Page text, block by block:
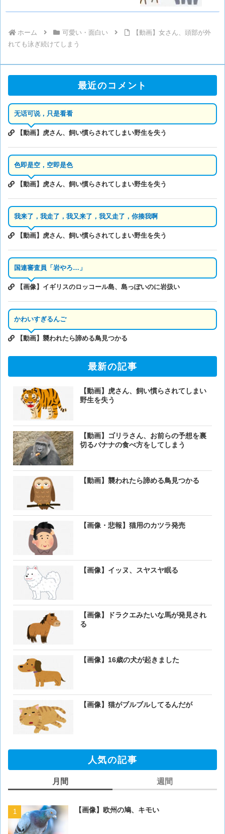
ホーム 可愛い・面白い
【動画】女さん、頭部が外
れても泳ぎ続けてしまう
最近のコメント
无话可说，只是看看
【動画】虎さん、飼い慣らされてしまい野生を失う
色即是空，空即是色
【動画】虎さん、飼い慣らされてしまい野生を失う
我来了，我走了，我又来了，我又走了，你揍我啊
【動画】虎さん、飼い慣らされてしまい野生を失う
国連審査員「岩やろ…」
【画像】イギリスのロッコール島、島っぽいのに岩扱い
かわいすぎるんご
【動画】襲われたら諦める鳥見つかる
最新の記事
【動画】虎さん、飼い慣らされてしまい
野生を失う
【動画】ゴリラさん、お前らの予想を裏
切るバナナの食べ方をしてしまう
【動画】襲われたら諦める鳥見つかる
【画像・悲報】猫用のカツラ発売
【画像】イッヌ、スヤスヤ眠る
【画像】ドラクエみたいな馬が発見され
る
【画像】16歳の犬が起きました
【画像】猫がブルブルしてるんだが
人気の記事
月間
【画像】欧州の鳩、キモい
週間
【画像】欧州の鳩、キモい